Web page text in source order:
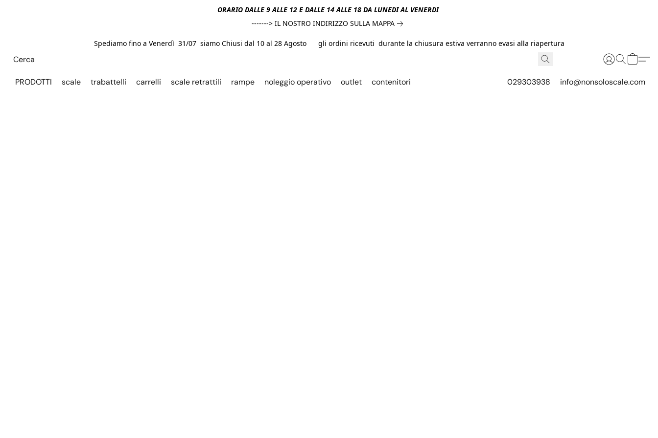
ORARIO DALLE 9 ALLE 12 E DALLE 14 ALLE 18 DA LUNEDI AL VENERDI
-------> IL NOSTRO INDIRIZZO SULLA MAPPA
Spediamo fino a Venerdì 31/07 siamo Chiusi dal 10 al 28 Agosto gli ordini ricevuti durante la chiusura estiva verranno evasi alla riapertura
PRODOTTI scale trabattelli carrelli scale retrattili rampe noleggio operativo outlet contenitori 029303938 info@nonsoloscale.com